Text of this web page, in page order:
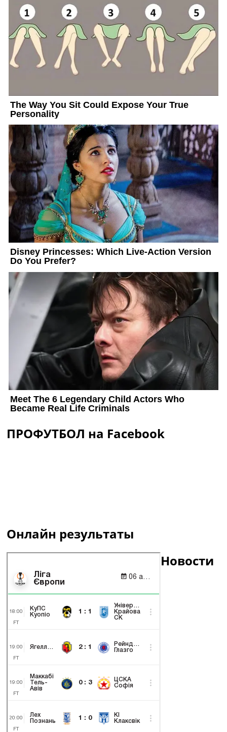
ПРОФУТБОЛ на Facebook
Онлайн результаты
Новости